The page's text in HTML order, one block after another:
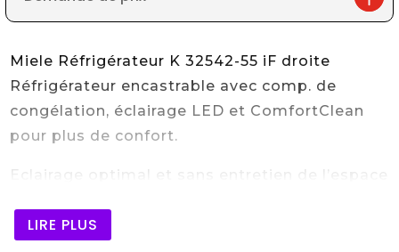
Miele Réfrigérateur K 32542-55 iF droite
Réfrigérateur encastrable avec comp. de
congélation, éclairage LED et ComfortClean
pour plus de confort.
Eclairage optimal et sans entretien de l’espace
Les balconnets de contre-porte vont au lave-
LIRE PLUS